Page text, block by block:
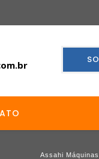
Assahi Máquinas